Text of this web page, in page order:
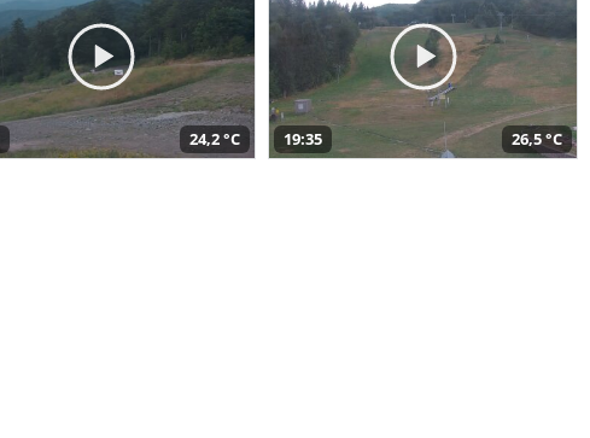
24,2 °C 19:35 26,5 °C